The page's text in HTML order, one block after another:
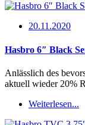
20.11.2020
Hasbro 6″ Black
Anlässlich des
aktuell wieder 20%
Weiterlesen...